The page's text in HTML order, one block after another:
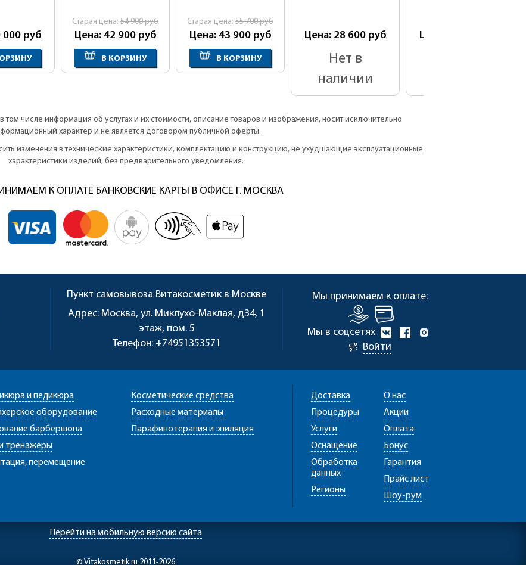
000 руб
Cтарая цена: 54 900руб
Цена: 42 900 руб
В КОРЗИНУ
Cтарая цена: 55 700руб
Цена: 43 900 руб
В КОРЗИНУ
Цена: 28 600 руб
Нет в
наличии
Цена: 32 500
числе информация об услугах и их стоимости, описание товаров и изображения, носит исключительно
характер и не является договором публичной оферты.
изменения в технические характеристики, комплектацию и конструкцию, не ухудшающие эксплуатационные
характеристики изделий, без предварительного уведомления.
К ОПЛАТЕ БАНКОВСКИЕ КАРТЫ В ОФИСЕ Г. МОСКВА
Пункт самовывоза Витакосметик в Москве
Адрес: Москва, ул. Миклухо-Маклая, д34, 1
этаж, пом. 5
Телефон: +74951353571
Мы принимаем к оплате:
Мы в соцсетях
Войти
и педикюра
оборудование
барбершопа
тренажеры
перемещение
Косметические средства
Расходные материалы
Парафинотерапия и эпиляция
Доставка
Процедуры
Услуги
Оснащение
Обработка
данных
Регионы
О нас
Акции
Оплата
Бонус
Гарантия
Прайс лист
Шоу-рум
Перейти на мобильную версию сайта
© Vitakosmetik.ru 2011-2026